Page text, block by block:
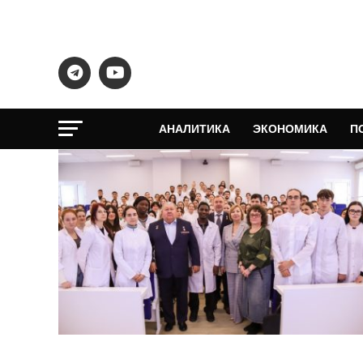
АНАЛИТИКА ЭКОНОМИКА